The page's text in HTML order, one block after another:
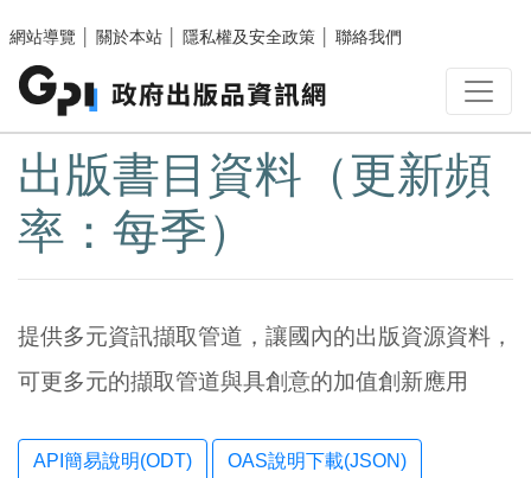
網站導覽
關於本站 隱私權及安全政策 聯絡我們
:::
出版書目資料（更新頻
率：每季）
提供多元資訊擷取管道，讓國內的出版資源資料，
可更多元的擷取管道與具創意的加值創新應用
OAS說明下載(JSON)